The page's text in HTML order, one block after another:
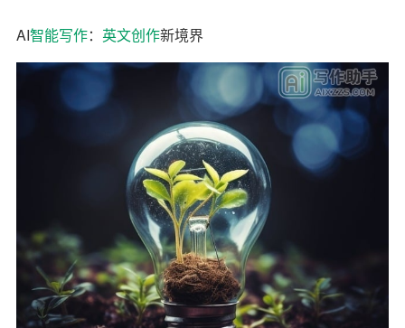
AI智能写作： 英文创作新境界